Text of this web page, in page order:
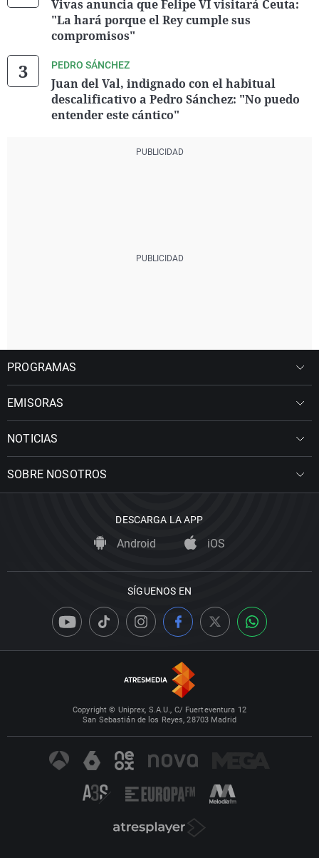
Vivas anuncia que Felipe VI visitará Ceuta:
"La hará porque el Rey cumple sus
compromisos"
PEDRO SÁNCHEZ
Juan del Val, indignado con el habitual
descalificativo a Pedro Sánchez: "No puedo
entender este cántico"
PROGRAMAS
EMISORAS
NOTICIAS
SOBRE NOSOTROS
DESCARGA LA APP
Android iOS
SÍGUENOS EN
Copyright © Uniprex, S.A.U., C/ Fuerteventura 12
San Sebastián de los Reyes, 28703 Madrid